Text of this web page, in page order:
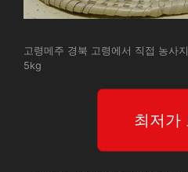
고령메주 경북 고령에서 직접 농사
5kg
최저가